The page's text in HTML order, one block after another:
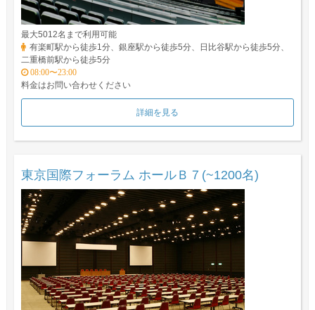
最大5012名まで利用可能
有楽町駅から徒歩1分、銀座駅から徒歩5分、日比谷駅から徒歩5分、
二重橋前駅から徒歩5分
08:00〜23:00
料金はお問い合わせください
詳細を見る
東京国際フォーラム ホールＢ７(~1200名)